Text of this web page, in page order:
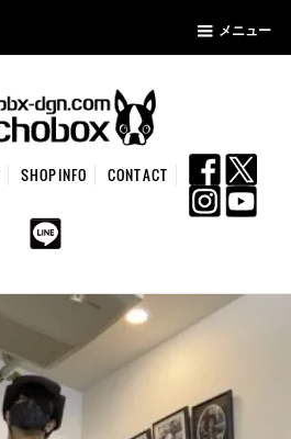
メニュー
SHOPINFO CONTACT